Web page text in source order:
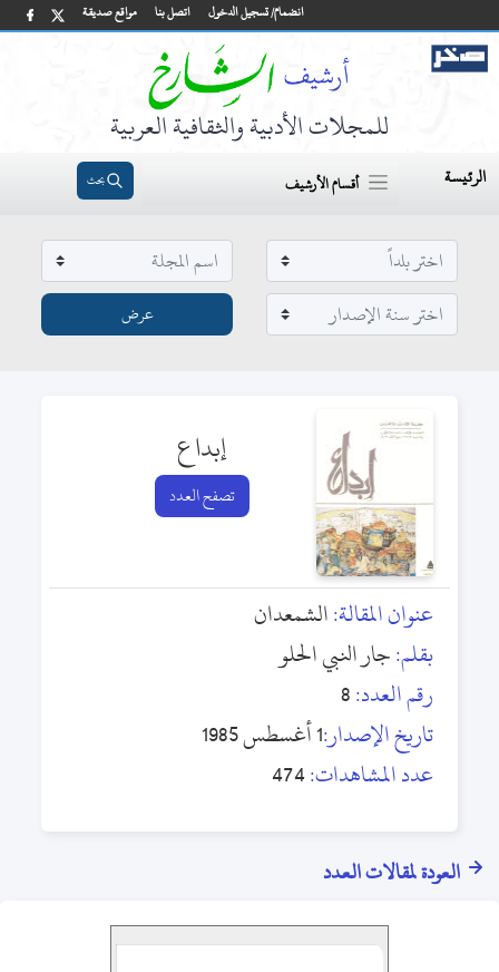
مواقع صديقة اتصل بنا انضمام/ تسجيل الدخول
للمجلات الأدبية والثقافية العربية
الرئيسة أقسام الأرشيف بحث
إبداع
تصفح العدد
عنوان المقالة:الشمعدان
بقلم:جار النبي الحلو
رقم العدد:8
تاريخ الإصدار:1 أغسطس 1985
عدد المشاهدات:474
العودة لمقالات العدد